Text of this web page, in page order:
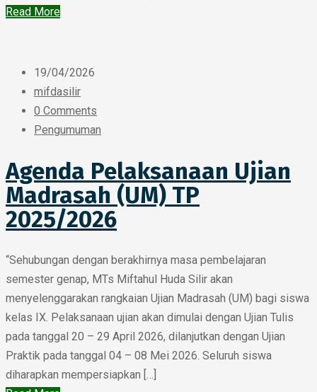
Read More
19/04/2026
mifdasilir
0 Comments
Pengumuman
Agenda Pelaksanaan Ujian
Madrasah (UM) TP
2025/2026
“Sehubungan dengan berakhirnya masa pembelajaran
semester genap, MTs Miftahul Huda Silir akan
menyelenggarakan rangkaian Ujian Madrasah (UM) bagi siswa
kelas IX. Pelaksanaan ujian akan dimulai dengan Ujian Tulis
pada tanggal 20 – 29 April 2026, dilanjutkan dengan Ujian
Praktik pada tanggal 04 – 08 Mei 2026. Seluruh siswa
diharapkan mempersiapkan […]